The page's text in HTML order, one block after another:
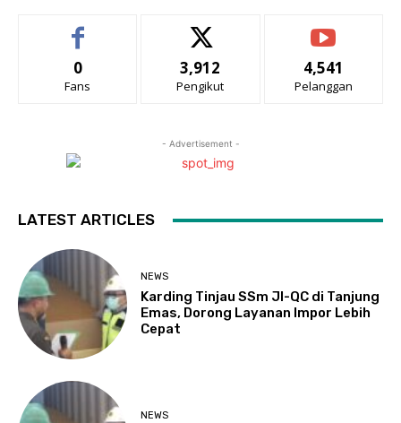
0
Fans
3,912
Pengikut
4,541
Pelanggan
- Advertisement -
LATEST ARTICLES
NEWS
Karding Tinjau SSm JI-QC di Tanjung
Emas, Dorong Layanan Impor Lebih
Cepat
NEWS